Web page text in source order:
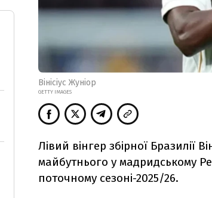
Вінісіус Жуніор
GETTY IMAGES
Лівий вінгер збірної Бразилії
майбутнього у мадридському
поточному сезоні-2025/26.